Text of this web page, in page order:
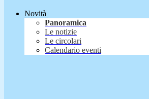
Novità
Panoramica
Le notizie
Le circolari
Calendario eventi